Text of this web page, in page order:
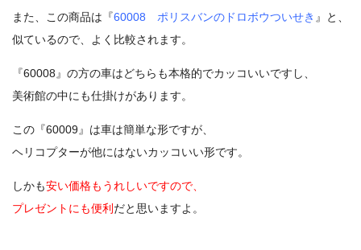
また、この商品は『60008 ポリスバンのドロボウついせき 』と、
似ているので、よく比較されます。
『60008』の方の車はどちらも本格的でカッコいいですし、
美術館の中にも仕掛けがあります。
この『60009』は車は簡単な形ですが、
ヘリコプターが他にはないカッコいい形です。
しかも安い価格もうれしいですので、
プレゼントにも便利だと思いますよ。